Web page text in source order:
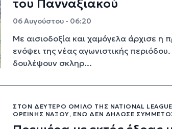
του Πανναξιακού
06 Αυγούστου - 06:20
Με αισιοδοξία και χαμόγελα άρχισε η
ενόψει της νέας αγωνιστικής
δουλέψουν σκληρ...
ΣΤΟΝ ΔΕΎΤΕΡΟ ΌΜΙΛΟ ΤΗΣ NATIONAL
ΟΡΕΙΝΉΣ ΝΆΞΟΥ, ΕΝΏ ΔΕΝ ΔΉΛΩΣΕ